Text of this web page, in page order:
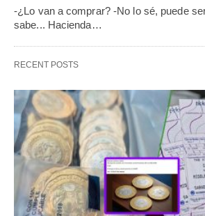
-¿Lo van a comprar? -No lo sé, puede
sabe... Hacienda…
RECENT POSTS